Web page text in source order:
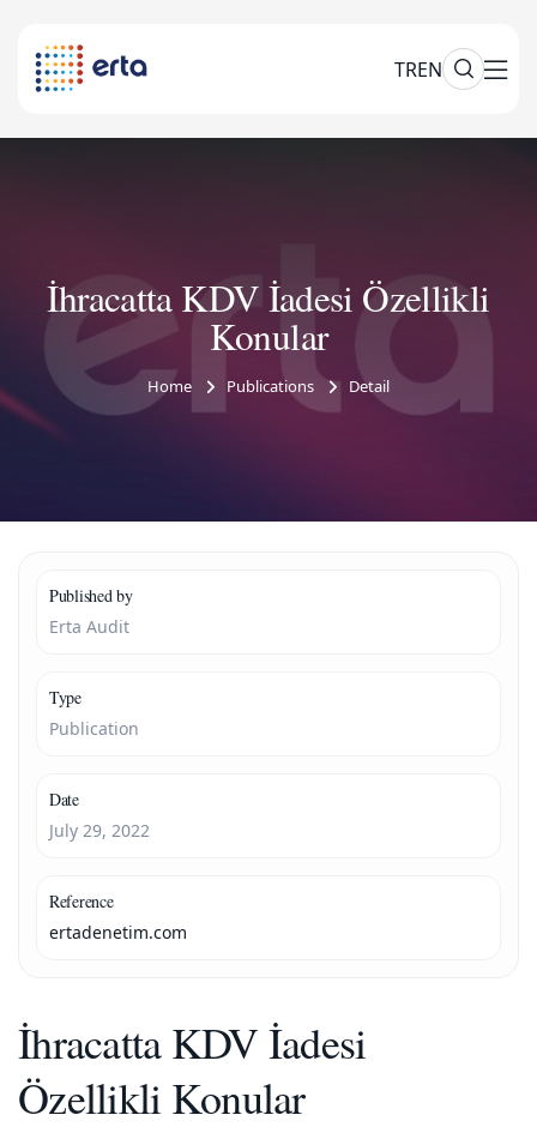
TREN
İhracatta KDV İadesi Özellikli
Konular
Home Publications Detail
Published by
Erta Audit
Type
Publication
Date
July 29, 2022
Reference
ertadenetim.com
İhracatta KDV İadesi
Özellikli Konular